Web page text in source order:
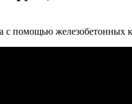
с помощью железобетонных